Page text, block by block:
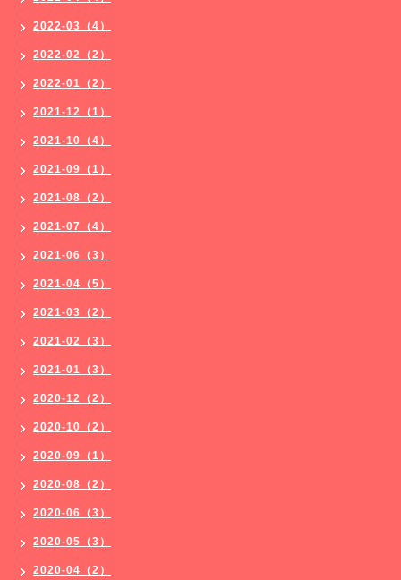
2022-03（4）
2022-02（2）
2022-01（2）
2021-12（1）
2021-10（4）
2021-09（1）
2021-08（2）
2021-07（4）
2021-06（3）
2021-04（5）
2021-03（2）
2021-02（3）
2021-01（3）
2020-12（2）
2020-10（2）
2020-09（1）
2020-08（2）
2020-06（3）
2020-05（3）
2020-04（2）